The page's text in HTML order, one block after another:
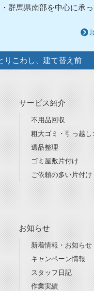
群馬県南部を中心に承
りこわし、建て替え前
サービス紹介
不用品回収
粗大ゴミ・引っ越し
遺品整理
ゴミ屋敷片付け
ご依頼の多い片付け
お知らせ
新着情報・お知らせ
キャンペーン情報
スタッフ日記
作業実績